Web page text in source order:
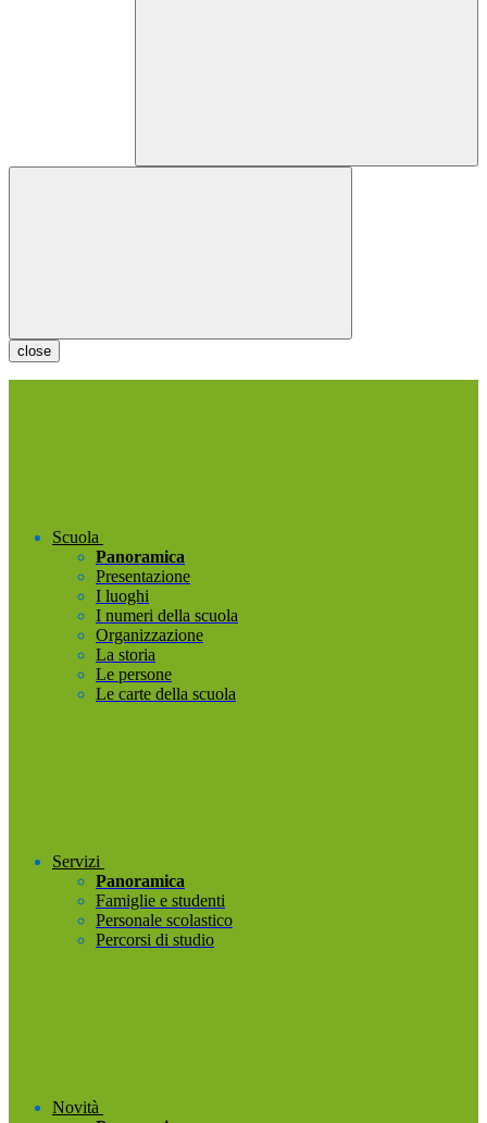
close
Scuola
Panoramica
Presentazione
I luoghi
I numeri della scuola
Organizzazione
La storia
Le persone
Le carte della scuola
Servizi
Panoramica
Famiglie e studenti
Personale scolastico
Percorsi di studio
Novità